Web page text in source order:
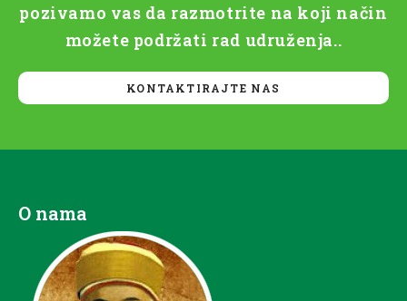
pozivamo vas da razmotrite na koji način
možete podržati rad udruženja..
KONTAKTIRAJTE NAS
O nama